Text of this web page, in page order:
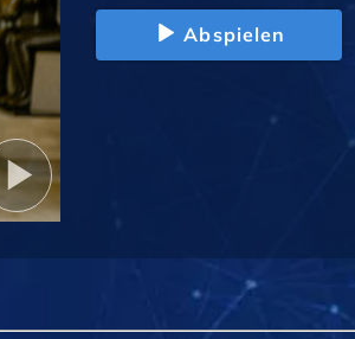
Abspielen